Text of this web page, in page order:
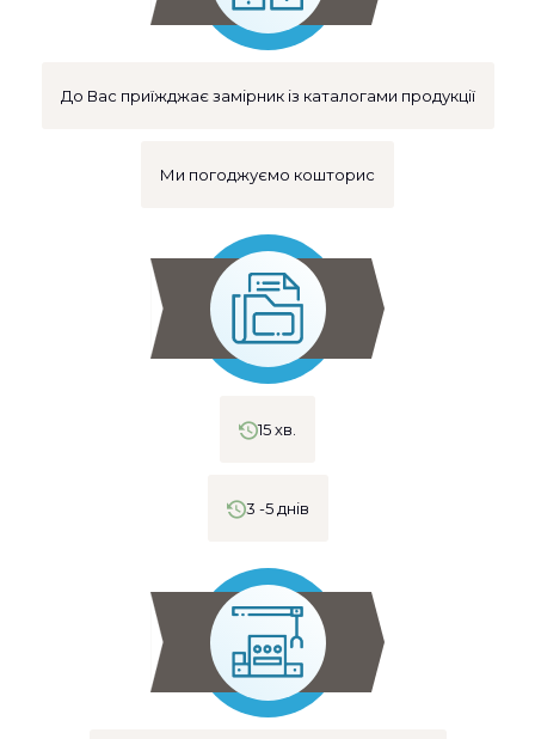
До Вас приїжджає замірник із каталогами продукції
Ми погоджуємо кошторис
15 хв.
3 -5 днів